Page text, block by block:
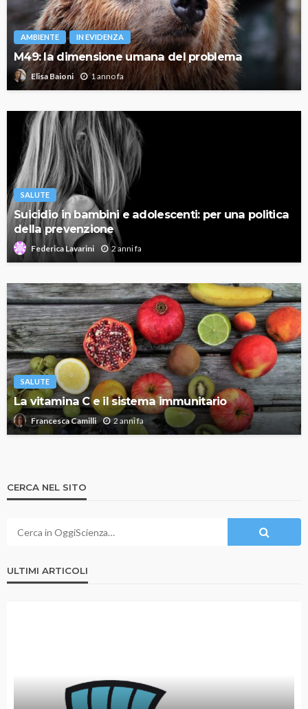
AMBIENTE IN EVIDENZA
M49: la dimensione umana del problema
Elisa Baioni 1 anno fa
SALUTE
Suicidio in bambini e adolescenti: per una politica
della prevenzione
Federica Lavarini 2 anni fa
SALUTE
La vitamina C e il sistema immunitario
Francesca Camilli 2 anni fa
CERCA NEL SITO
ULTIMI ARTICOLI